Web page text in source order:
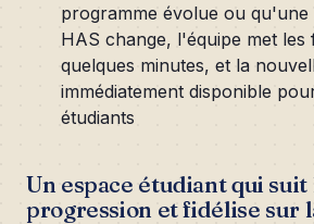
programme évolue ou qu'une
HAS change, l'équipe met les
quelques minutes, et la
immédiatement disponible
étudiants
Un espace étudiant qui suit
progression et fidélise sur